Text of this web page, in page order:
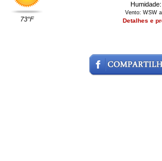
73°F
Vento: WSW
Detalhes e